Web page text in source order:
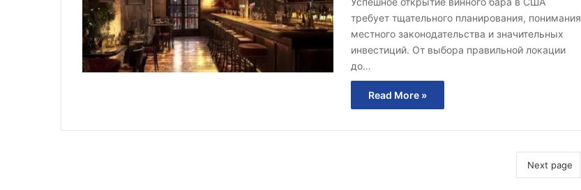
требует тщательного планирования, понимания
местного законодательства и значительных
инвестиций. От выбора правильной локации
до…
Read More »
Next page